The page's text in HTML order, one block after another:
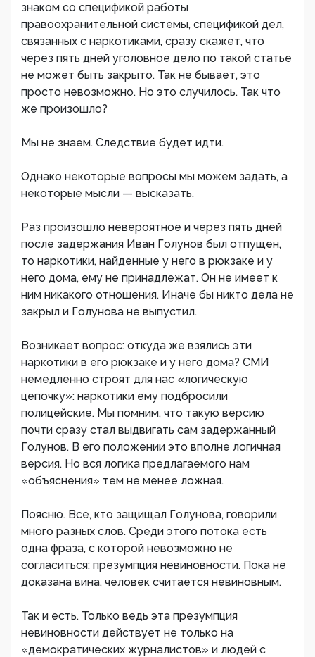
знаком со спецификой работы
правоохранительной системы, спецификой дел,
связанных с наркотиками, сразу скажет, что
через пять дней уголовное дело по такой статье
не может быть закрыто. Так не бывает, это
просто невозможно. Но это случилось. Так что
же произошло?
Мы не знаем. Следствие будет идти.
Однако некоторые вопросы мы можем задать, а
некоторые мысли — высказать.
Раз произошло невероятное и через пять дней
после задержания Иван Голунов был отпущен,
то наркотики, найденные у него в рюкзаке и у
него дома, ему не принадлежат. Он не имеет к
ним никакого отношения. Иначе бы никто дела не
закрыл и Голунова не выпустил.
Возникает вопрос: откуда же взялись эти
наркотики в его рюкзаке и у него дома? СМИ
немедленно строят для нас «логическую
цепочку»: наркотики ему подбросили
полицейские. Мы помним, что такую версию
почти сразу стал выдвигать сам задержанный
Голунов. В его положении это вполне логичная
версия. Но вся логика предлагаемого нам
«объяснения» тем не менее ложная.
Поясню. Все, кто защищал Голунова, говорили
много разных слов. Среди этого потока есть
одна фраза, с которой невозможно не
согласиться: презумпция невиновности. Пока не
доказана вина, человек считается невиновным.
Так и есть. Только ведь эта презумпция
невиновности действует не только на
«демократических журналистов» и людей с